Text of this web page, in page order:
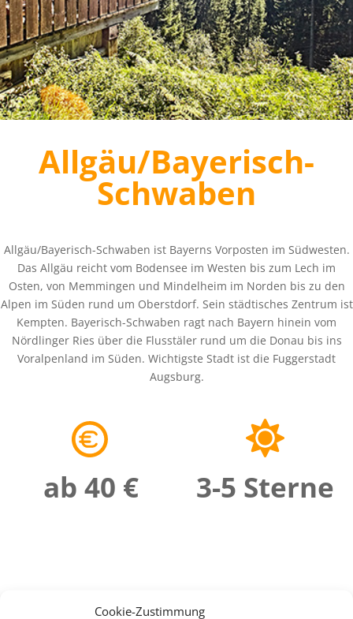
Cookie-Zustimmung
Allgäu/Bayerisch-
Schwaben
Allgäu/Bayerisch-Schwaben ist Bayerns Vorposten im Südwesten.
Das Allgäu reicht vom Bodensee im Westen bis zum Lech im
Osten, von Memmingen und Mindelheim im Norden bis zu den
Alpen im Süden rund um Oberstdorf. Sein städtisches Zentrum ist
Kempten. Bayerisch-Schwaben ragt nach Bayern hinein vom
Nördlinger Ries über die Flusstäler rund um die Donau bis ins
Voralpenland im Süden. Wichtigste Stadt ist die Fuggerstadt
Augsburg.
ab 40 € 3-5 Sterne